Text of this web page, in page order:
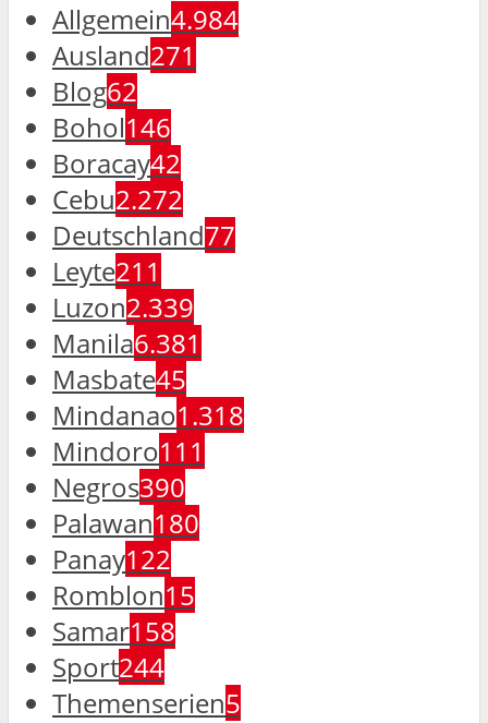
Allgemein4.984
Ausland271
Blog62
Bohol146
Boracay42
Cebu2.272
Deutschland77
Leyte211
Luzon2.339
Manila6.381
Masbate45
Mindanao1.318
Mindoro111
Negros390
Palawan180
Panay122
Romblon15
Samar158
Sport244
Themenserien5